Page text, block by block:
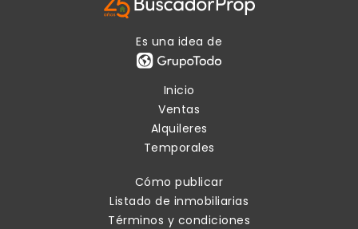
Es una idea de
Inicio
Ventas
Alquileres
Temporales
Cómo publicar
Listado de inmobiliarias
Términos y condiciones